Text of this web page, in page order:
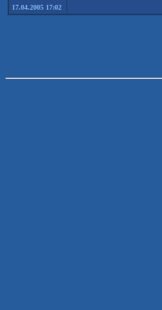
17.04.2005 17:02